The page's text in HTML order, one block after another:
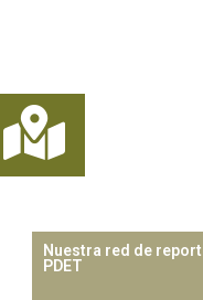
Nuestra red de
PDET